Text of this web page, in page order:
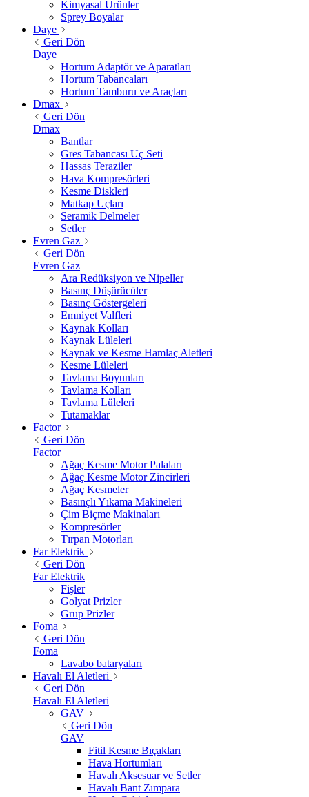
Kimyasal Ürünler
Sprey Boyalar
Daye
Geri Dön
Daye
Hortum Adaptör ve Aparatları
Hortum Tabancaları
Hortum Tamburu ve Araçları
Dmax
Geri Dön
Dmax
Bantlar
Gres Tabancası Uç Seti
Hassas Teraziler
Hava Kompresörleri
Kesme Diskleri
Matkap Uçları
Seramik Delmeler
Setler
Evren Gaz
Geri Dön
Evren Gaz
Ara Redüksiyon ve Nipeller
Basınç Düşürücüler
Basınç Göstergeleri
Emniyet Valfleri
Kaynak Kolları
Kaynak Lüleleri
Kaynak ve Kesme Hamlaç Aletleri
Kesme Lüleleri
Tavlama Boyunları
Tavlama Kolları
Tavlama Lüleleri
Tutamaklar
Factor
Geri Dön
Factor
Ağaç Kesme Motor Palaları
Ağaç Kesme Motor Zincirleri
Ağaç Kesmeler
Basınçlı Yıkama Makineleri
Çim Biçme Makinaları
Kompresörler
Tırpan Motorları
Far Elektrik
Geri Dön
Far Elektrik
Fişler
Golyat Prizler
Grup Prizler
Foma
Geri Dön
Foma
Lavabo bataryaları
Havalı El Aletleri
Geri Dön
Havalı El Aletleri
GAV
Geri Dön
GAV
Fitil Kesme Bıçakları
Hava Hortumları
Havalı Aksesuar ve Setler
Havalı Bant Zımpara